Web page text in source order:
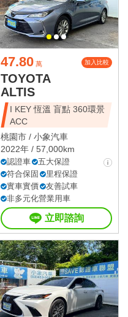
47.80 萬 加入比較
TOYOTA
ALTIS
I KEY 恆溫 盲點 360環景
ACC
桃園市 / 小象汽車
2022年 / 57,000km
認證車
五大保證
符合保固
里程保證
實車實價
友善試車
非多元化營業用車
立即諮詢